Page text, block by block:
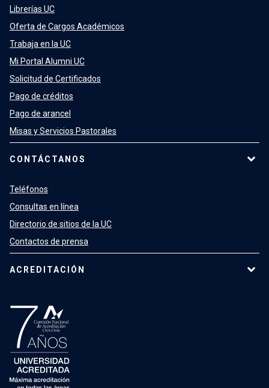
Librerías UC
Oferta de Cargos Académicos
Trabaja en la UC
Mi Portal Alumni UC
Solicitud de Certificados
Pago de créditos
Pago de arancel
Misas y Servicios Pastorales
CONTÁCTANOS
Teléfonos
Consultas en línea
Directorio de sitios de la UC
Contactos de prensa
ACREDITACIÓN